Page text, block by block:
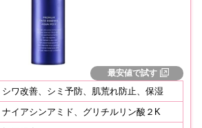
最安値で試す
シワ改善、シミ予防、肌荒れ防止、保湿
ナイアシンアミド、グリチルリン酸２K